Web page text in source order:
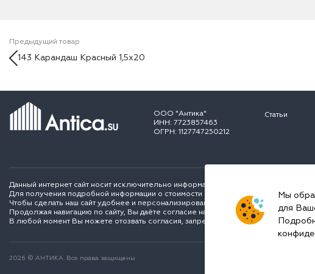
Предыдущий товар
143 Карандаш Красный 1,5x20
ООО "Антика"
ИНН: 7723857463
ОГРН: 1127747250212
Статьи
Данный интернет сайт носит исключительно информационный характер и не
Для получения подробной информации о стоимости и сроках выполнения
Чтобы сделать наш сайт удобнее и персонализированее для вас мы используем
Продолжая навигацию по сайту, Вы даёте согласие на обработку персональных
В любой момент Вы можете отозвать согласия, запретить сохранение Cookie в
2026 © АНТИКА. Все права защищены
Мы
для